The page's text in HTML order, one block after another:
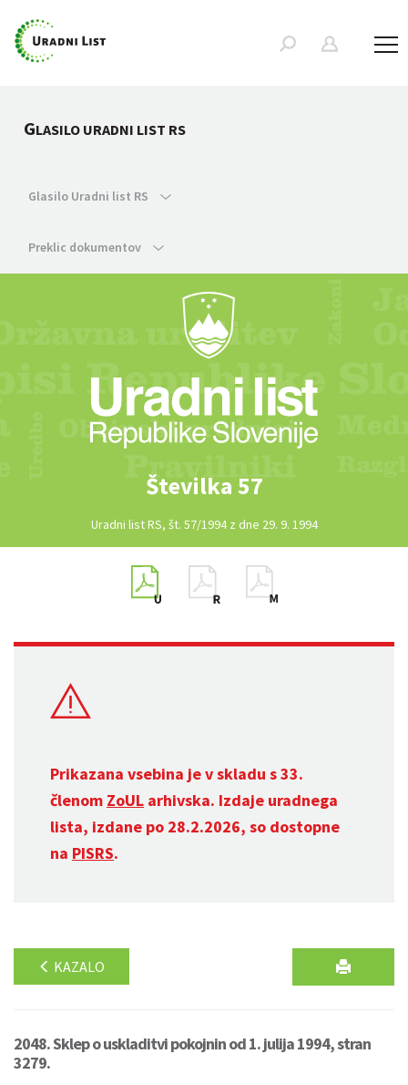
GLASILO URADNI LIST RS
Glasilo Uradni list RS
Preklic dokumentov
Številka 57
Uradni list RS, št. 57/1994 z dne 29. 9. 1994
Prikazana vsebina je v skladu s 33.
členom ZoUL arhivska. Izdaje uradnega
lista, izdane po 28.2.2026, so dostopne
na PISRS.
KAZALO
2048. Sklep o uskladitvi pokojnin od 1. julija 1994, stran
3279.